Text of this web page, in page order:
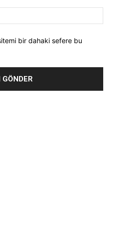
bir dahaki sefere bu